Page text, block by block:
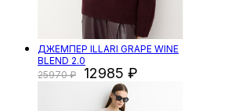
ДЖЕМПЕР ILLARI GRAPE WINE
BLEND 2.0
25970
12985